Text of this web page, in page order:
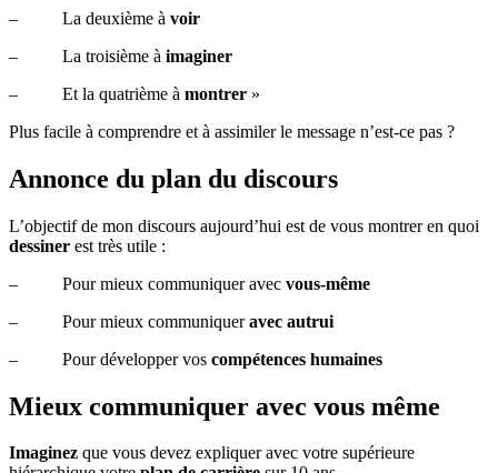
– La deuxième à voir
– La troisième à imaginer
– Et la quatrième à montrer »
Plus facile à comprendre et à assimiler le message n’est-ce pas ?
Annonce du plan du discours
L’objectif de mon discours aujourd’hui est de vous montrer en quoi
dessiner est très utile :
– Pour mieux communiquer avec vous-même
– Pour mieux communiqueravec autrui
– Pour développer vos compétences humaines
Mieux communiquer avec vous même
Imaginez que vous devez expliquer avec votre supérieure